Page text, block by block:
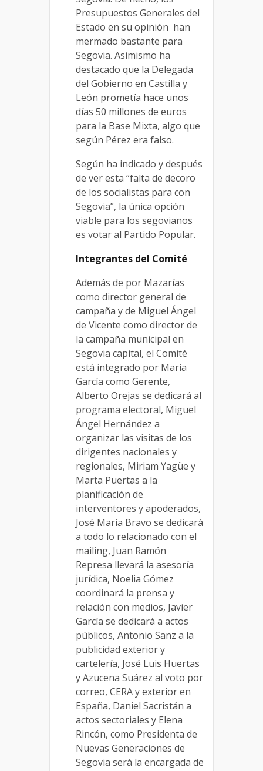
Presupuestos Generales del
Estado en su opinión han
mermado bastante para
Segovia. Asimismo ha
destacado que la Delegada
del Gobierno en Castilla y
León prometía hace unos
días 50 millones de euros
para la Base Mixta, algo que
según Pérez era falso.
Según ha indicado y después
de ver esta “falta de decoro
de los socialistas para con
Segovia”, la única opción
viable para los segovianos
es votar al Partido Popular.
Integrantes del Comité
Además de por Mazarías
como director general de
campaña y de Miguel Ángel
de Vicente como director de
la campaña municipal en
Segovia capital, el Comité
está integrado por María
García como Gerente,
Alberto Orejas se dedicará al
programa electoral, Miguel
Ángel Hernández a
organizar las visitas de los
dirigentes nacionales y
regionales, Miriam Yagüe y
Marta Puertas a la
planificación de
interventores y apoderados,
José María Bravo se dedicará
a todo lo relacionado con el
mailing, Juan Ramón
Represa llevará la asesoría
jurídica, Noelia Gómez
coordinará la prensa y
relación con medios, Javier
García se dedicará a actos
públicos, Antonio Sanz a la
publicidad exterior y
cartelería, José Luis Huertas
y Azucena Suárez al voto por
correo, CERA y exterior en
España, Daniel Sacristán a
actos sectoriales y Elena
Rincón, como Presidenta de
Nuevas Generaciones de
Segovia será la encargada de